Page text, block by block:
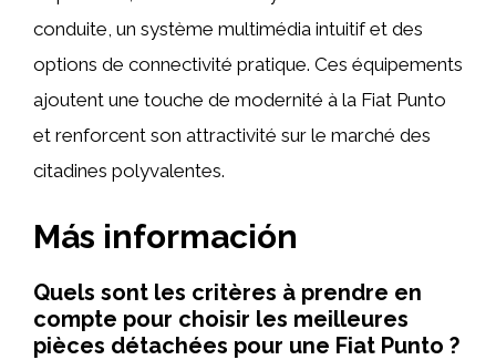
conduite, un système multimédia intuitif et des
options de connectivité pratique. Ces équipements
ajoutent une touche de modernité à la Fiat Punto
et renforcent son attractivité sur le marché des
citadines polyvalentes.
Más información
Quels sont les critères à prendre en
compte pour choisir les meilleures
pièces détachées pour une Fiat Punto ?